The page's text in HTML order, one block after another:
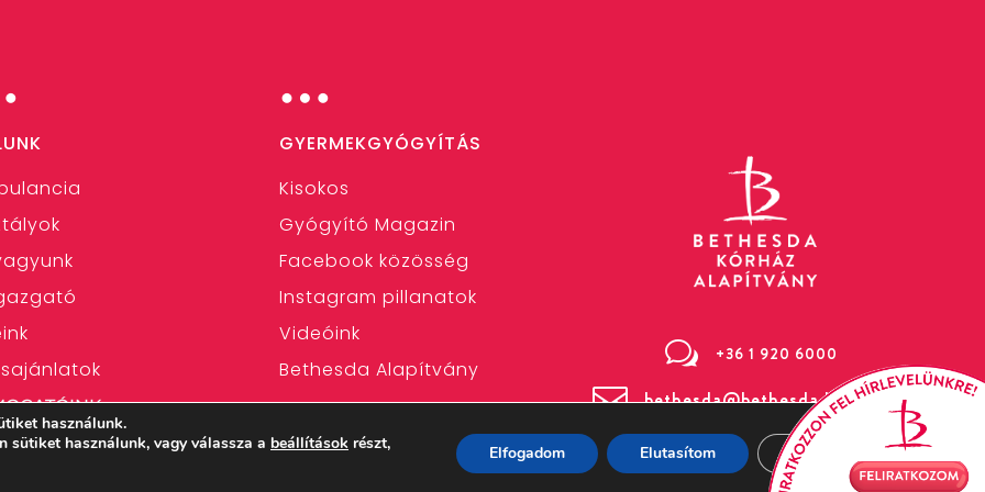
…
GYERMEKGYÓGYÍTÁS
Kisokos
Gyógyító Magazin
Facebook közösség
Instagram pillanatok
Videóink
Bethesda Alapítvány
w +36 1 920 6000
 bethesda@bethesda.hu
használunk.
sütiket használunk, vagy válassza a beállítások részt,
Elfogadom Elutasítom Beállítások